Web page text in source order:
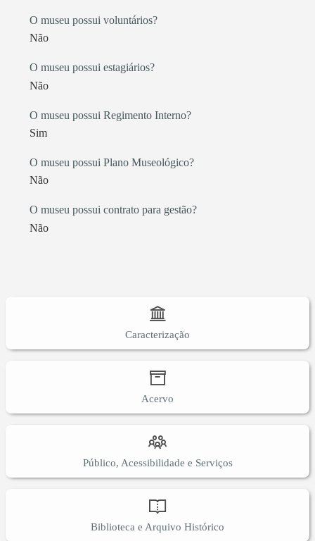
O museu possui voluntários?
Não
O museu possui estagiários?
Não
O museu possui Regimento Interno?
Sim
O museu possui Plano Museológico?
Não
O museu possui contrato para gestão?
Não
Caracterização
Acervo
Público, Acessibilidade e Serviços
Biblioteca e Arquivo Histórico